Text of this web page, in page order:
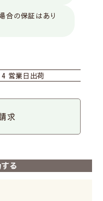
合の保証はあり
既製のれん
営業日出荷
求
る